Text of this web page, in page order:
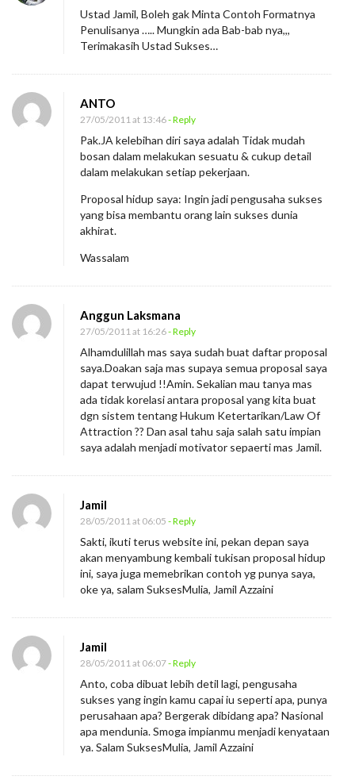
Ustad Jamil, Boleh gak Minta Contoh Formatnya
Penulisanya ….. Mungkin ada Bab-bab nya,,,
Terimakasih Ustad Sukses…
ANTO
27/05/2011 at 13:46- Reply
Pak.JA kelebihan diri saya adalah Tidak mudah
bosan dalam melakukan sesuatu & cukup detail
dalam melakukan setiap pekerjaan.
Proposal hidup saya: Ingin jadi pengusaha sukses
yang bisa membantu orang lain sukses dunia
akhirat.
Wassalam
Anggun Laksmana
27/05/2011 at 16:26- Reply
Alhamdulillah mas saya sudah buat daftar proposal
saya.Doakan saja mas supaya semua proposal saya
dapat terwujud !!Amin. Sekalian mau tanya mas
ada tidak korelasi antara proposal yang kita buat
dgn sistem tentang Hukum Ketertarikan/Law Of
Attraction ?? Dan asal tahu saja salah satu impian
saya adalah menjadi motivator sepaerti mas Jamil.
Jamil
28/05/2011 at 06:05 - Reply
Sakti, ikuti terus website ini, pekan depan saya
akan menyambung kembali tukisan proposal hidup
ini, saya juga memebrikan contoh yg punya saya,
oke ya, salam SuksesMulia, Jamil Azzaini
Jamil
28/05/2011 at 06:07- Reply
Anto, coba dibuat lebih detil lagi, pengusaha
sukses yang ingin kamu capai iu seperti apa, punya
perusahaan apa? Bergerak dibidang apa? Nasional
apa mendunia. Smoga impianmu menjadi kenyataan
ya. Salam SuksesMulia, Jamil Azzaini